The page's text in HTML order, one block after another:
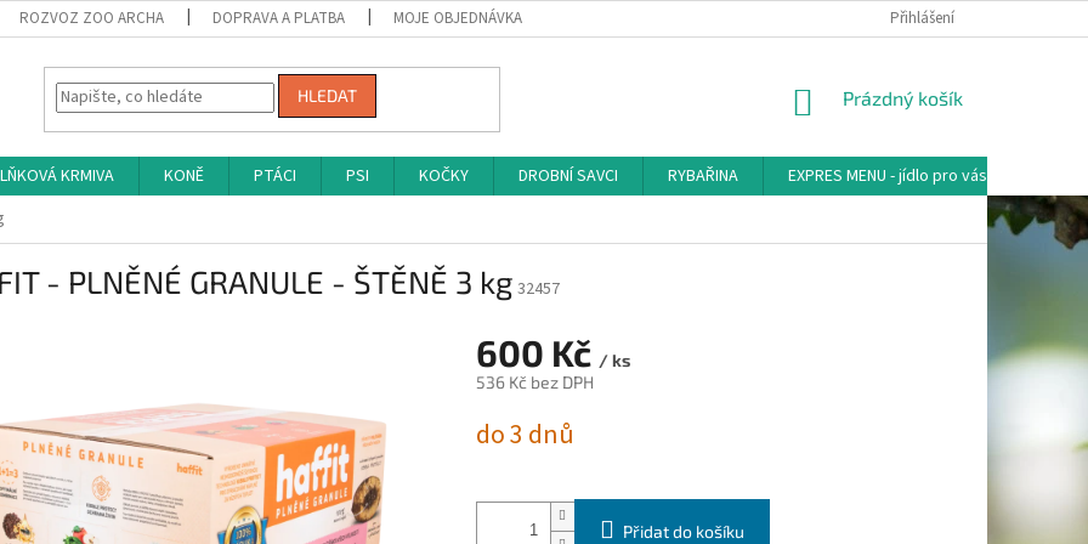
ROZVOZ ZOO ARCHA DOPRAVA A PLATBA MOJE OBJEDNÁVKA Přihlášení
HLEDAT
NÁKUPNÍ
Prázdný košík
KRMIVA KONĚ PTÁCI PSI KOČKY DROBNÍ SAVCI RYBAŘINA EXPRES MENU - jídlo pro vás
- PLNĚNÉ GRANULE - ŠTĚNĚ 3 kg 32457
600 Kč / ks
536 Kč bez DPH
cena:
do 3 dnů
Přidat do košíku